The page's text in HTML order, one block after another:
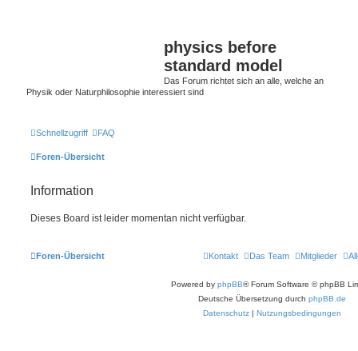
physics before
standard model
Das Forum richtet sich an alle, welche an
Physik oder Naturphilosophie interessiert sind
Schnellzugriff FAQ
Foren-Übersicht
Information
Dieses Board ist leider momentan nicht verfügbar.
Foren-Übersicht Mitglieder
Das Team
Kontakt
Powered by phpBB® Forum Software © phpBB
Deutsche Übersetzung durch phpBB.de
Datenschutz | Nutzungsbedingungen